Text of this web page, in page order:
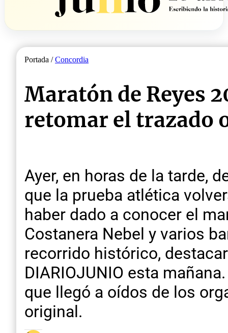
Portada /Concordia
Maratón de Reyes
retomar el trazado
Ayer, en horas de la tarde,
que la prueba atlética
haber dado a conocer el
Costanera Nebel y varios
recorrido histórico,
DIARIOJUNIO esta
que llegó a oídos de los
original.